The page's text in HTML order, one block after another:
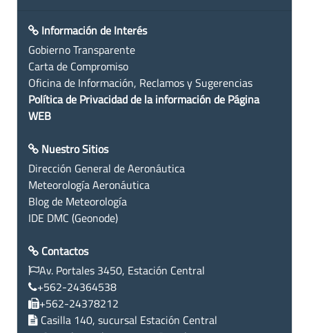
Información de Interés
Gobierno Transparente
Carta de Compromiso
Oficina de Información, Reclamos y Sugerencias
Política de Privacidad de la información de Página
WEB
Nuestro Sitios
Dirección General de Aeronáutica
Meteorología Aeronáutica
Blog de Meteorología
IDE DMC (Geonode)
Contactos
Av. Portales 3450, Estación Central
+562-24364538
+562-24378212
Casilla 140, sucursal Estación Central